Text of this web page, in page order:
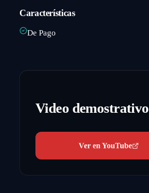
Características
De Pago
Video demostrativo
Ver en YouTube